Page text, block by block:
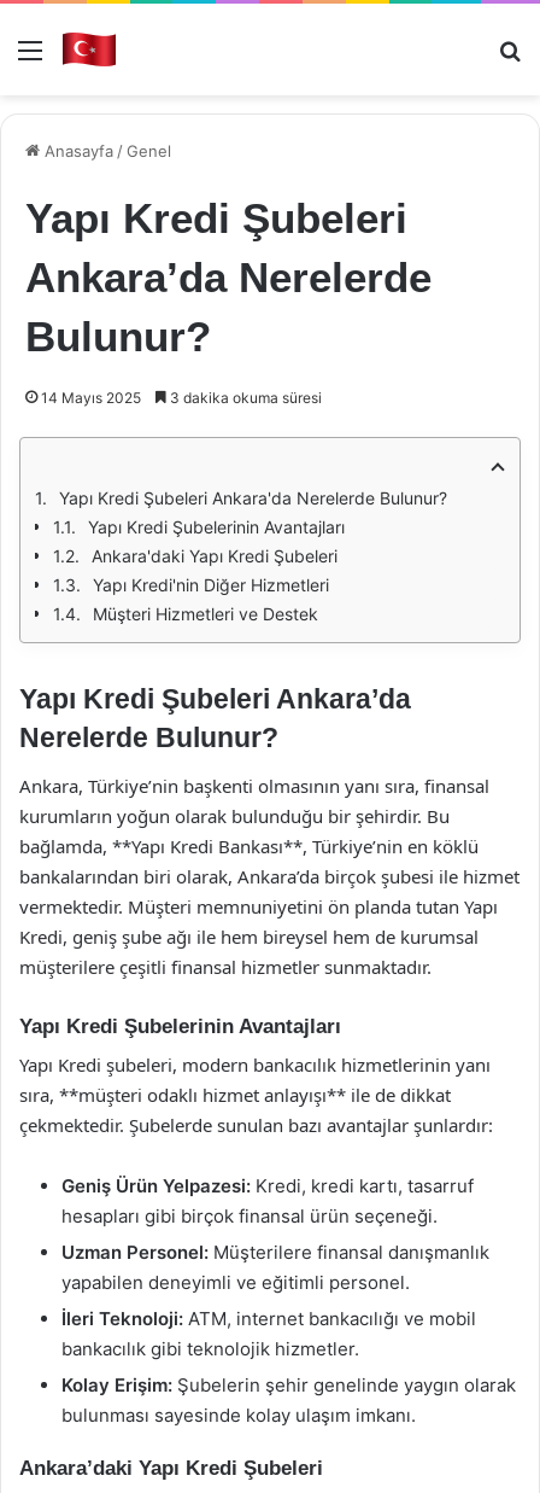
Menü
Anasayfa /Genel
Yapı Kredi Şubeleri
Ankara’da Nerelerde
Bulunur?
14 Mayıs 2025 3 dakika okuma süresi
Yapı Kredi Şubeleri Ankara'da Nerelerde Bulunur?
Yapı Kredi Şubelerinin Avantajları
Ankara'daki Yapı Kredi Şubeleri
Yapı Kredi'nin Diğer Hizmetleri
Müşteri Hizmetleri ve Destek
Yapı Kredi Şubeleri Ankara’da
Nerelerde Bulunur?
Ankara, Türkiye’nin başkenti olmasının yanı sıra, finansal
kurumların yoğun olarak bulunduğu bir şehirdir. Bu
bağlamda, **Yapı Kredi Bankası**, Türkiye’nin en köklü
bankalarından biri olarak, Ankara’da birçok şubesi ile hizmet
vermektedir. Müşteri memnuniyetini ön planda tutan Yapı
Kredi, geniş şube ağı ile hem bireysel hem de kurumsal
müşterilere çeşitli finansal hizmetler sunmaktadır.
Yapı Kredi Şubelerinin Avantajları
Yapı Kredi şubeleri, modern bankacılık hizmetlerinin yanı
sıra, **müşteri odaklı hizmet anlayışı** ile de dikkat
çekmektedir. Şubelerde sunulan bazı avantajlar şunlardır:
Geniş Ürün Yelpazesi: Kredi, kredi kartı, tasarruf
hesapları gibi birçok finansal ürün seçeneği.
Uzman Personel: Müşterilere finansal danışmanlık
yapabilen deneyimli ve eğitimli personel.
İleri Teknoloji: ATM, internet bankacılığı ve mobil
bankacılık gibi teknolojik hizmetler.
Kolay Erişim: Şubelerin şehir genelinde yaygın olarak
bulunması sayesinde kolay ulaşım imkanı.
Ankara’daki Yapı Kredi Şubeleri